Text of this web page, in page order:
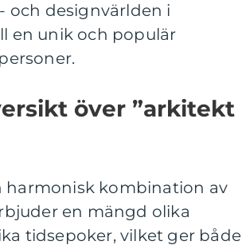
och designvärlden i
en unik och populär
över ”arkitekt
harmonisk kombination av
en mängd olika
tidsepoker, vilket ger både